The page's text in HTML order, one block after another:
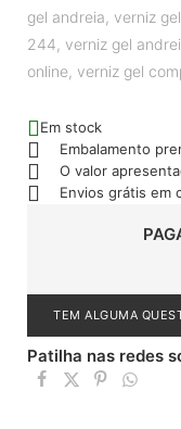
gel andreia, verniz gel
244, verniz gel
online, verniz gel
Em stock
Embalamento
O valor
Envios grátis em
TEM ALGUMA
Patilha nas redes